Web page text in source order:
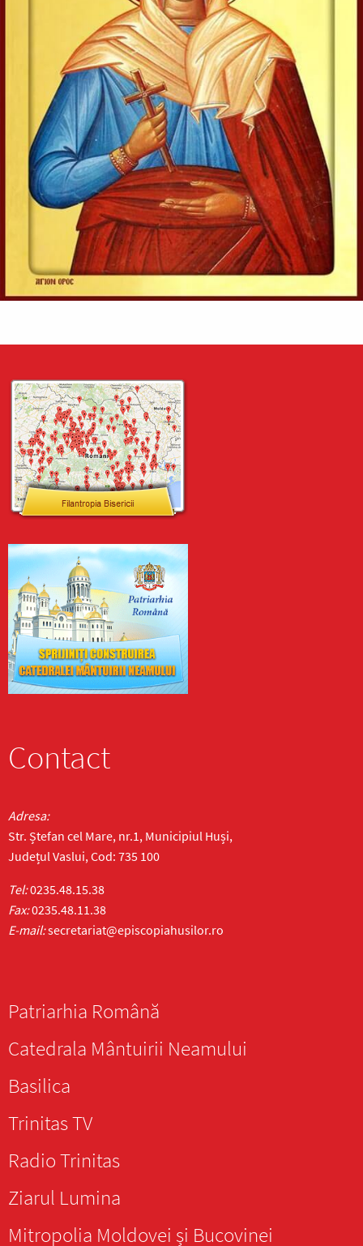
Contact
Adresa:
Str. Ștefan cel Mare, nr.1, Municipiul Huși,
Județul Vaslui, Cod: 735 100
Tel:0235.48.15.38
Fax:0235.48.11.38
E-mail:secretariat@episcopiahusilor.ro
Patriarhia Română
Catedrala Mântuirii Neamului
Basilica
Trinitas TV
Radio Trinitas
Ziarul Lumina
Mitropolia Moldovei și Bucovinei